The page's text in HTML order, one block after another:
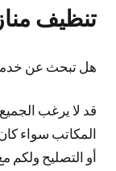
تنظيف منازل
هل تبحث عن خدمات
قد لا يرغب
المكاتب سواء
أو التصليح